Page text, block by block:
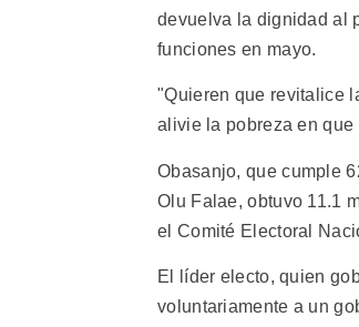
devuelva la dignidad al
funciones en mayo.
"Quieren que revitalice
alivie la pobreza en que
Obasanjo, que cumple
Olu Falae, obtuvo 11.1
el Comité Electoral
El líder electo, quien
voluntariamente a un